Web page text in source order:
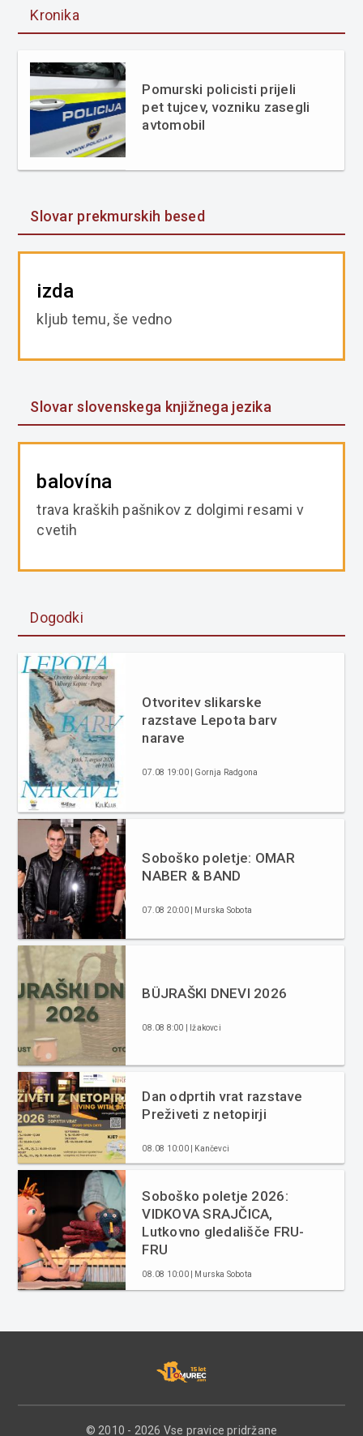
Kronika
Pomurski policisti prijeli
pet tujcev, vozniku zasegli
avtomobil
Slovar prekmurskih besed
izda
kljub temu, še vedno
Slovar slovenskega knjižnega jezika
balovína
trava kraških pašnikov z dolgimi resami v
cvetih
Dogodki
Otvoritev slikarske
razstave Lepota barv
narave
07.08 19:00 | Gornja Radgona
Soboško poletje: OMAR
NABER & BAND
07.08 20:00 | Murska Sobota
BÜJRAŠKI DNEVI 2026
08.08 8:00 | Ižakovci
Dan odprtih vrat razstave
Preživeti z netopirji
08.08 10:00 | Kančevci
Soboško poletje 2026:
VIDKOVA SRAJČICA,
Lutkovno gledališče FRU-
FRU
08.08 10:00 | Murska Sobota
© 2010 - 2026 Vse pravice pridržane